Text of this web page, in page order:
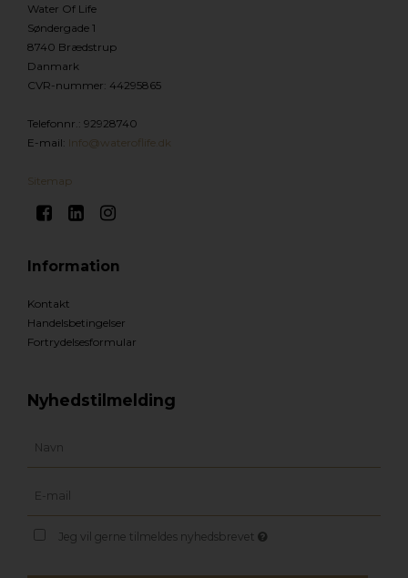
Water Of Life
Søndergade 1
8740 Brædstrup
Danmark
CVR-nummer: 44295865
Telefonnr. : 92928740
E-mail: Info@wateroflife.dk
Sitemap
Information
Kontakt
Handelsbetingelser
Fortrydelsesformular
Nyhedstilmelding
Jeg vil gerne tilmeldes nyhedsbrevet